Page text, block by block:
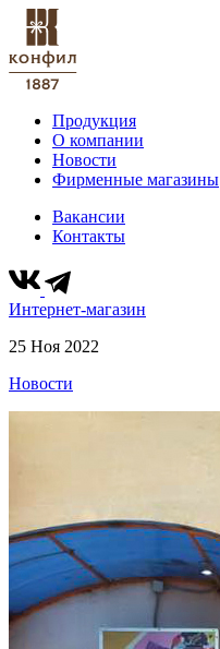
Продукция
О компании
Новости
Фирменные магазины
Вакансии
Контакты
Интернет-магазин
25 Ноя 2022
Новости